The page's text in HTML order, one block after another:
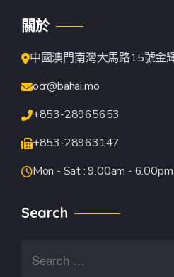
關於
中國澳門南灣大馬路15號金
ocr@bahai.mo
+853-28965653
+853-28963147
Mon - Sat : 9.00am - 6.00pm
Search